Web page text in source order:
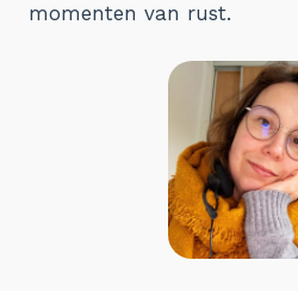
momenten van rust.